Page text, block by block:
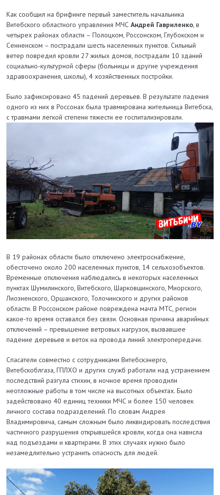
Как сообщил на брифинге первый заместитель начальника
Витебского областного управления МЧСАндрей Гавриленко, в
четырех районах области – Полоцком, Россонском, Глубокском и
Сенненском – пострадали шесть населенных пунктов. Сильный
ветер повредил кровли 27 жилых домов, пострадали 10 зданий
социально-культурной сферы (больницы и другие учреждения
здравоохранения, школы), 4 хозяйственных постройки.
Было зафиксировано 45 падений деревьев. В результате падения
одного из них в Россонах была травмирована жительница Витебска,
с травмами легкой степени тяжести ее госпитализировали.
В 19 районах области было отключено электроснабжение,
обесточено около 200 населенных пунктов, 14 сельхозобъектов.
Временные отключения наблюдались в некоторых населенных
пунктах Шумилинского, Витебского, Шарковщинского, Миорского,
Лиозненского, Оршанского, Толочинского и других районов
области. В Россонском районе повреждена мачта МТС, регион
какое-то время оставался без связи. Основная причина аварийных
отключений – превышение ветровых нагрузок, вызвавшее
падение деревьев и веток на провода линий электропередачи.
Спасатели совместно с сотрудниками Витебскэнерго,
Витебскоблгаза, ГПЛХО и других служб работали над устранением
последствий разгула стихии, в ночное время проводили
неотложные работы в том числе на высотных объектах. Было
задействовано 40 единиц техники МЧС и более 150 человек
личного состава подразделений. По словам Андрея
Владимировича, самым сложным было ликвидировать последствия
частичного разрушения открывшейся кровли, когда она нависла
над подъездами и квартирами. В этих случаях нужно было
незамедлительно устранить опасность для людей.